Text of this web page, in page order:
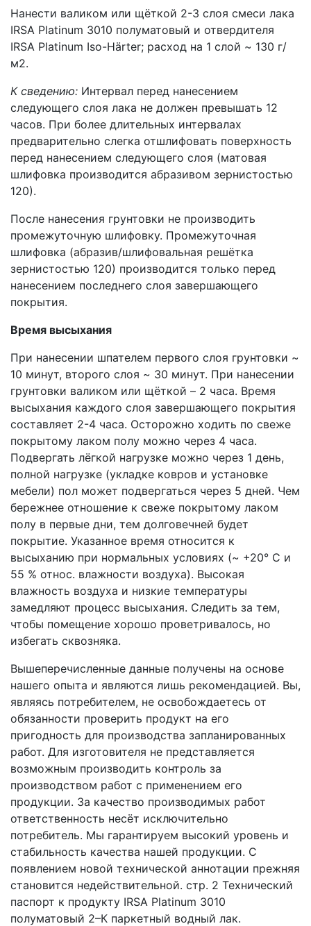
Нанести валиком или щёткой 2-3 слоя смеси лака
IRSA Platinum 3010 полуматовый и отвердителя
IRSA Platinum Iso-Härter; расход на 1 слой ~ 130 г/
м2.
К сведению: Интервал перед нанесением
следующего слоя лака не должен превышать 12
часов. При более длительных интервалах
предварительно слегка отшлифовать поверхность
перед нанесением следующего слоя (матовая
шлифовка производится абразивом зернистостью
120).
После нанесения грунтовки не производить
промежуточную шлифовку. Промежуточная
шлифовка (абразив/шлифовальная решётка
зернистостью 120) производится только перед
нанесением последнего слоя завершающего
покрытия.
Время высыхания
При нанесении шпателем первого слоя грунтовки ~
10 минут, второго слоя ~ 30 минут. При нанесении
грунтовки валиком или щёткой – 2 часа. Время
высыхания каждого слоя завершающего покрытия
составляет 2-4 часа. Осторожно ходить по свеже
покрытому лаком полу можно через 4 часа.
Подвергать лёгкой нагрузке можно через 1 день,
полной нагрузке (укладке ковров и установке
мебели) пол может подвергаться через 5 дней. Чем
бережнее отношение к свеже покрытому лаком
полу в первые дни, тем долговечней будет
покрытие. Указанное время относится к
высыханию при нормальных условиях (~ +20° С и
55 % относ. влажности воздуха). Высокая
влажность воздуха и низкие температуры
замедляют процесс высыхания. Следить за тем,
чтобы помещение хорошо проветривалось, но
избегать сквозняка.
Вышеперечисленные данные получены на основе
нашего опыта и являются лишь рекомендацией. Вы,
являясь потребителем, не освобождаетесь от
обязанности проверить продукт на его
пригодность для производства запланированных
работ. Для изготовителя не представляется
возможным производить контроль за
производством работ с применением его
продукции. За качество производимых работ
ответственность несёт исключительно
потребитель. Мы гарантируем высокий уровень и
стабильность качества нашей продукции. С
появлением новой технической аннотации прежняя
становится недействительной. стр. 2 Технический
паспорт к продукту IRSA Platinum 3010
полуматовый 2–К паркетный водный лак.